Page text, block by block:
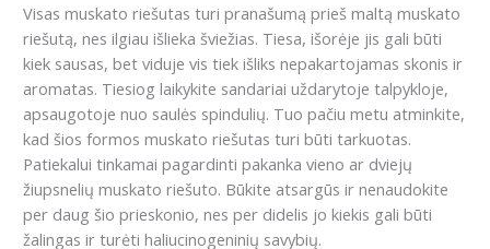
Visas muskato riešutas turi pranašumą prieš maltą muskato
riešutą, nes ilgiau išlieka šviežias. Tiesa, išorėje jis gali būti
kiek sausas, bet viduje vis tiek išliks nepakartojamas skonis ir
aromatas. Tiesiog laikykite sandariai uždarytoje talpykloje,
apsaugotoje nuo saulės spindulių. Tuo pačiu metu atminkite,
kad šios formos muskato riešutas turi būti tarkuotas.
Patiekalui tinkamai pagardinti pakanka vieno ar dviejų
žiupsnelių muskato riešuto. Būkite atsargūs ir nenaudokite
per daug šio prieskonio, nes per didelis jo kiekis gali būti
žalingas ir turėti haliucinogeninių savybių.